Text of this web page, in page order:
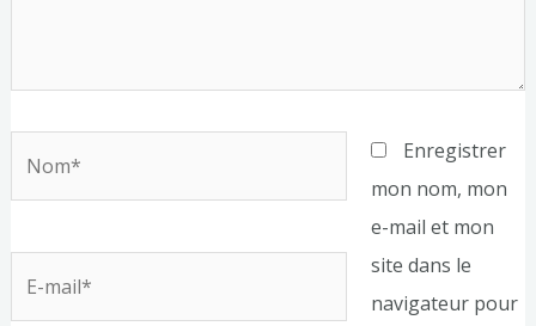
Enregistrer
mon nom, mon
e-mail et mon
site dans le
navigateur pour